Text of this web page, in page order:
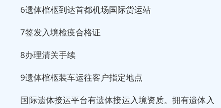
6遗体棺柩到达首都机场国际货运站
7签发入境检疫合格证
8办理清关手续
9遗体棺柩装车运往客户指定地点
国际遗体接运平台有遗体接运入境资质。拥有遗体入